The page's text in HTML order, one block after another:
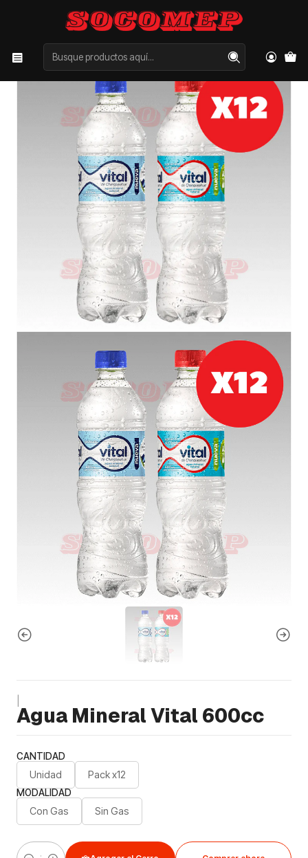
Categorías AGUAS Agua Mineral Vital 600cc
Agua Mineral Vital 600cc
CANTIDAD
Unidad Pack x12
MODALIDAD
Con Gas Sin Gas